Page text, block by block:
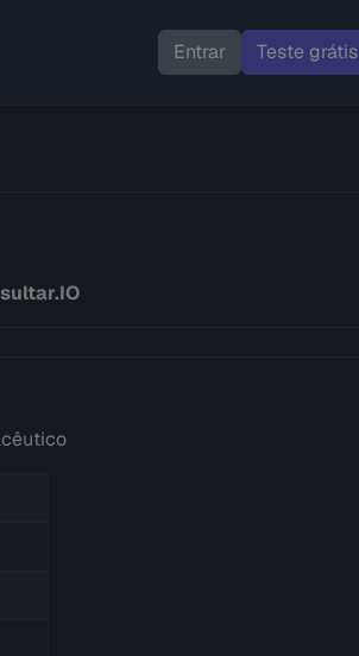
Entrar Teste grátis